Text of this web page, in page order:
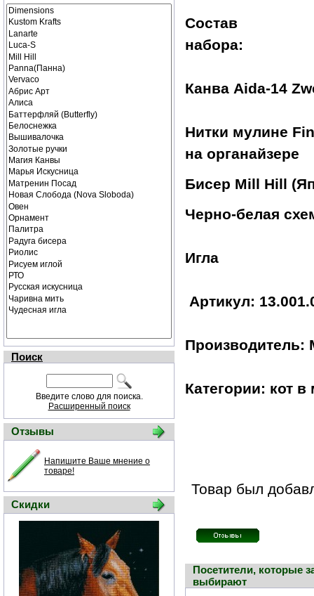
Поиск
Введите слово для поиска.
Расширенный поиск
Отзывы
Напишите Ваше мнение о
товаре!
Скидки
Состав
набора:
Канва Aida-14
Нитки мулине
на органайзере
Бисер Mill Hill
Черно-белая
Игла
Артикул:
Производитель:
Категории: кот в
Товар был
Посетители, которые
выбирают